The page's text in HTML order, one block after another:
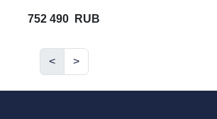
752 490 RUB
< >